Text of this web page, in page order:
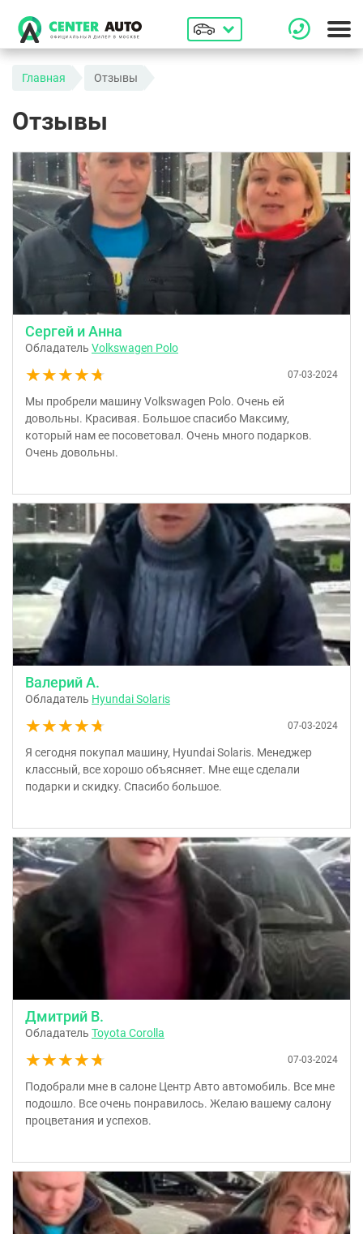
Главная Отзывы
Отзывы
Сергей и Анна
Обладатель Volkswagen Polo
★★★★★
★★★★★ 07-03-2024
Мы пробрели машину Volkswagen Polo. Очень ей
довольны. Красивая. Большое спасибо Максиму,
который нам ее посоветовал. Очень много подарков.
Очень довольны.
Валерий А.
Обладатель Hyundai Solaris
★★★★★
★★★★★ 07-03-2024
Я сегодня покупал машину, Hyundai Solaris. Менеджер
классный, все хорошо объясняет. Мне еще сделали
подарки и скидку. Спасибо большое.
Дмитрий В.
Обладатель Toyota Corolla
★★★★★
★★★★★ 07-03-2024
Подобрали мне в салоне Центр Авто автомобиль. Все мне
подошло. Все очень понравилось. Желаю вашему салону
процветания и успехов.